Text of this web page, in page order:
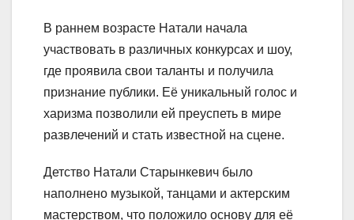
В раннем возрасте Натали начала
участвовать в различных конкурсах и шоу,
где проявила свои таланты и получила
признание публики. Её уникальный голос и
харизма позволили ей преуспеть в мире
развлечений и стать известной на сцене.
Детство Натали Старынкевич было
наполнено музыкой, танцами и актерским
мастерством, что положило основу для её